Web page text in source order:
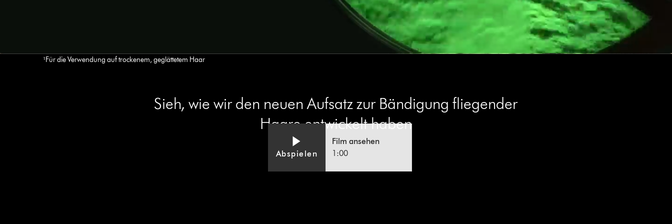
¹Für die Verwendung auf trockenem, geglättetem Haar
Sieh, wie wir den neuen Aufsatz zur Bändigung fliegender
Haare entwickelt haben
Abspielen
Film ansehen
1:00